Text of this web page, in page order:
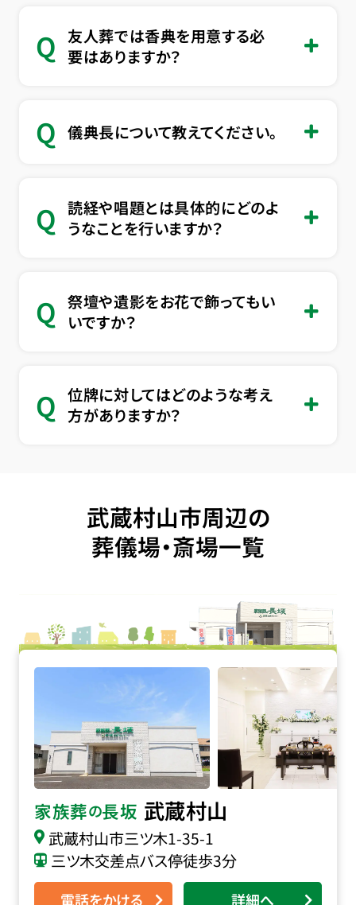
Q 友人葬では香典を用意する必
要はありますか？
Q 儀典長について教えてください。
Q 読経や唱題とは具体的にどのよ
うなことを行いますか？
Q 祭壇や遺影をお花で飾ってもい
いですか？
Q 位牌に対してはどのような考え
方がありますか？
武蔵村山市周辺の
葬儀場・斎場一覧
家族葬の長坂 武蔵村山
武蔵村山市三ツ木1-35-1
三ツ木交差点バス停徒歩3分
電話をかける 詳細へ
家族葬の長坂 武蔵村山の詳細へ